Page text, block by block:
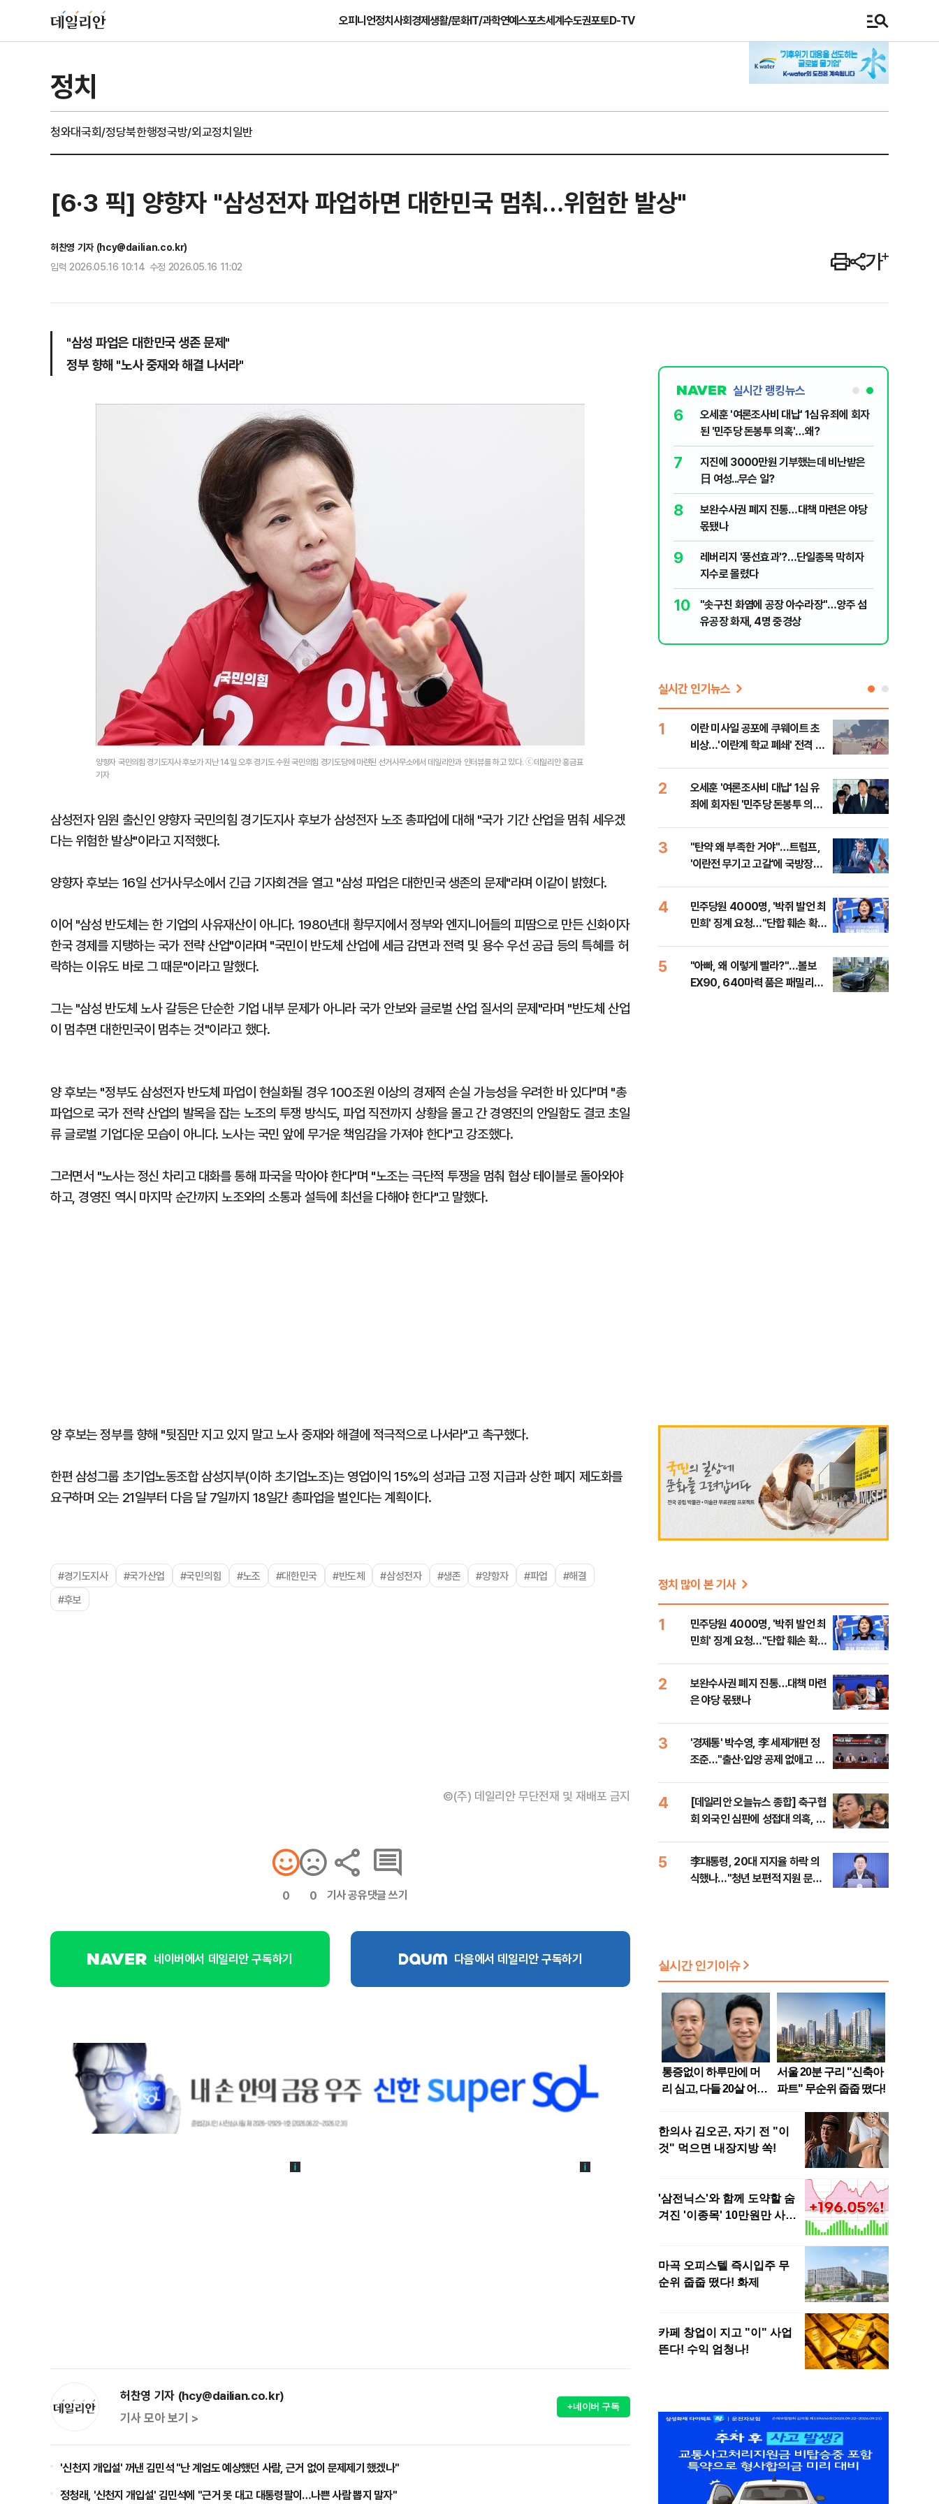
오피니언정치사회경제생활/문화IT/과학연예스포츠세계수도권포토D-TV
정치
청와대국회/정당북한행정국방/외교정치일반
[6·3 픽] 양향자 "삼성전자 파업하면 대한민국 멈춰…위험한 발상"
허찬영 기자 (hcy@dailian.co.kr)
입력 2026.05.16 10:14 수정 2026.05.16 11:02
"삼성 파업은 대한민국 생존 문제"
정부 향해 "노사 중재와 해결 나서라"
양향자 국민의힘 경기도지사 후보가 지난 14일 오후 경기도 수원 국민의힘 경기도당에 마련된 선거사무소에서 데일리안과 인터뷰를 하고 있다. ⓒ데일리안 홍금표
기자
삼성전자 임원 출신인 양향자 국민의힘 경기도지사 후보가 삼성전자 노조 총파업에 대해 "국가 기간 산업을 멈춰 세우겠
다는 위험한 발상"이라고 지적했다.
양향자 후보는 16일 선거사무소에서 긴급 기자회견을 열고 "삼성 파업은 대한민국 생존의 문제"라며 이같이 밝혔다.
이어 "삼성 반도체는 한 기업의 사유재산이 아니다. 1980년대 황무지에서 정부와 엔지니어들의 피땀으로 만든 신화이자
한국 경제를 지탱하는 국가 전략 산업"이라며 "국민이 반도체 산업에 세금 감면과 전력 및 용수 우선 공급 등의 특혜를 허
락하는 이유도 바로 그 때문"이라고 말했다.
그는 "삼성 반도체 노사 갈등은 단순한 기업 내부 문제가 아니라 국가 안보와 글로벌 산업 질서의 문제"라며 "반도체 산업
이 멈추면 대한민국이 멈추는 것"이라고 했다.
양 후보는 "정부도 삼성전자 반도체 파업이 현실화될 경우 100조원 이상의 경제적 손실 가능성을 우려한 바 있다"며 "총
파업으로 국가 전략 산업의 발목을 잡는 노조의 투쟁 방식도, 파업 직전까지 상황을 몰고 간 경영진의 안일함도 결코 초일
류 글로벌 기업다운 모습이 아니다. 노사는 국민 앞에 무거운 책임감을 가져야 한다"고 강조했다.
그러면서 "노사는 정신 차리고 대화를 통해 파국을 막아야 한다"며 "노조는 극단적 투쟁을 멈춰 협상 테이블로 돌아와야
하고, 경영진 역시 마지막 순간까지 노조와의 소통과 설득에 최선을 다해야 한다"고 말했다.
양 후보는 정부를 향해 "뒷짐만 지고 있지 말고 노사 중재와 해결에 적극적으로 나서라"고 촉구했다.
한편 삼성그룹 초기업노동조합 삼성지부(이하 초기업노조)는 영업이익 15%의 성과급 고정 지급과 상한 폐지 제도화를
요구하며 오는 21일부터 다음 달 7일까지 18일간 총파업을 벌인다는 계획이다.
#경기도지사 #국가산업 #국민의힘 #노조 #대한민국 #반도체 #삼성전자 #생존 #양항자 #파업
#해결
#후보
©(주) 데일리안 무단전재 및 재배포 금지
0 0 기사 공유댓글 쓰기
네이버에서 데일리안 구독하기 다음에서 데일리안 구독하기
허찬영 기자 (hcy@dailian.co.kr)
기사 모아 보기 >
+네이버 구독
'신천지 개입설' 꺼낸 김민석 "난 계엄도 예상했던 사람, 근거 없이 문제제기 했겠나"
정청래, '신천지 개입설' 김민석에 "근거 못 대고 대통령팔이…나쁜 사람 뽑지 말자"
실시간 랭킹뉴스
1
"삼성·SK보다 싸게 달라"…애플, 中창신
에 '더 비싸다' 퇴짜
2
[데일리안 오늘뉴스 종합] 축구협회 외국
인 심판에 성접대 의혹, 李대통령 20대 지
지율 하락 의식했나, 삼전닉스 올인은 금
물, SK하이닉스 프리마켓 시초가 논란 재
점화, 김민석 "과반 승리 가능성 99%" 등
3
李대통령, 20대 지지율 하락 의식했
나…"청년 보편적 지원 문턱 낮춰야"
4
'압수수색·성접대 의혹' 송두리째 흔들리는
대한민국 축구판
5
"약만으론 한계"…당뇨병 '시작' 막는 의사
과학자의 도전 [내일의 닥터]
실시간 인기뉴스
1
이란 미사일 공포에 쿠웨이트 초
비상…'이란계 학교 폐쇄' 전격 명
2
오세훈 '여론조사비 대납' 1심 유
죄에 회자된 '민주당 돈봉투 의
3
"탄약 왜 부족한 거야"…트럼프,
'이란전 무기고 고갈'에 국방장관
4
민주당원 4000명, '박쥐 발언 최
민희' 징계 요청…"단합 훼손 확인
5
"아빠, 왜 이렇게 빨라?"…볼보
EX90, 640마력 품은 패밀리카
정치 많이 본 기사
1
민주당원 4000명, '박쥐 발언 최
민희' 징계 요청…"단합 훼손 확인
2
보완수사권 폐지 진통…대책 마련
은 야당 몫됐나
3
'경제통' 박수영, 李 세제개편 정
조준…"출산·입양 공제 없애고 세
4
[데일리안 오늘뉴스 종합] 축구협
회 외국인 심판에 성접대 의혹, 李
나, 삼전닉스 올인은 금물, SK하
이닉스 프리마켓 시초가 논란 재
점화, 김민석 "과반 승리 가능성
5
李대통령, 20대 지지율 하락 의
식했나…"청년 보편적 지원 문턱